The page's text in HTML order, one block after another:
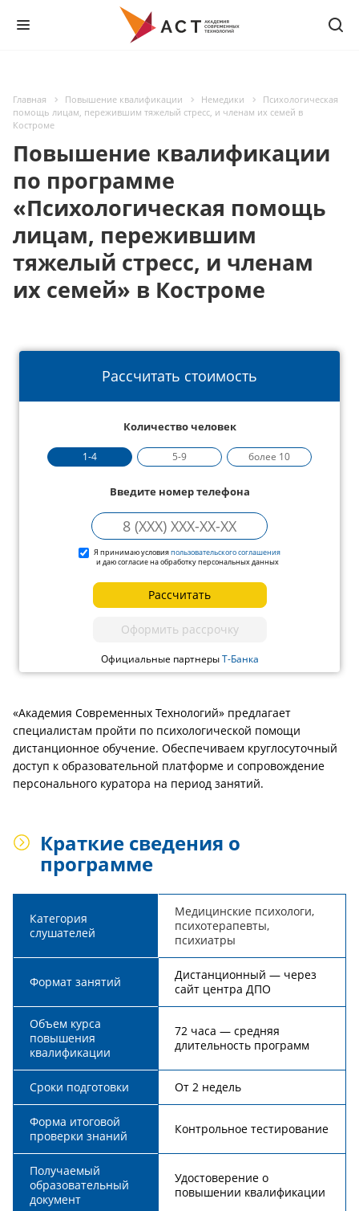
Главная Повышение квалификации Немедики
Психологическая
помощь лицам, пережившим тяжелый стресс, и членам их семей в
Костроме
Повышение квалификации
по программе
«Психологическая помощь
лицам, пережившим
тяжелый стресс, и членам
их семей» в Костроме
Рассчитать стоимость
Количество человек
1-4 5-9 более 10
Введите номер телефона
Я принимаю условияпользовательского соглашения
и даю согласие на обработку персональных данных
Рассчитать
Оформить рассрочку
Официальные партнерыТ-Банка
«Академия Современных Технологий» предлагает
специалистам пройти по психологической помощи
дистанционное обучение. Обеспечиваем круглосуточный
доступ к образовательной платформе и сопровождение
персонального куратора на период занятий.
Краткие сведения о
программе
Категория
слушателей
Медицинские психологи,
психотерапевты,
психиатры
Формат занятий
Дистанционный — через
сайт центра ДПО
Объем курса
повышения
квалификации
72 часа — средняя
длительность программ
Сроки подготовки От 2 недель
Форма итоговой
проверки знаний
Контрольное тестирование
Получаемый
образовательный
документ
Удостоверение о
повышении квалификации